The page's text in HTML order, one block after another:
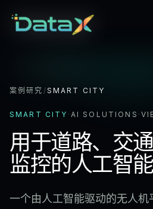
案例研究 /SMART CITY
SMART CITY · AI SOLUTIONS ·
用于道路、交
监控的人工智
一个由人工智能驱动的无人机